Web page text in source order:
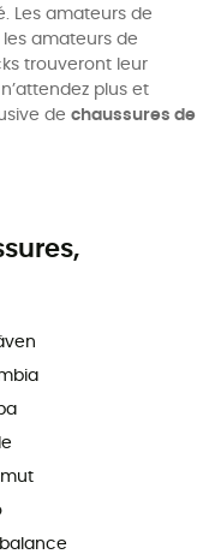
Les amateurs de
amateurs de
trouveront leur
plus et
de chaussures de